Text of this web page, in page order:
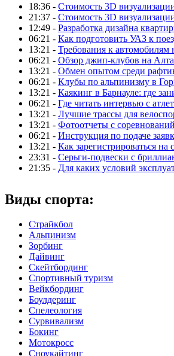
18:36 - Стоимость 3D
21:37 - Стоимость 3D
12:49 - Разработка дизайна
06:21 - Как подготовить УАЗ к
13:21 - Требования к автомобилям
06:21 - Обзор джип-клубов на
13:21 - Обмен опытом среди
06:21 - Клубы по альпинизму в
13:21 - Каякинг в Барнауле: где
06:21 - Где читать интервью с
13:21 - Лучшие трассы для
13:21 - Фотоотчеты с
06:21 - Инструкция по подаче
13:21 - Как зарегистрироваться на
23:31 - Серьги-подвески с
21:35 - Для каких условий
Виды спорта:
Страйкбол
Альпинизм
Зорбинг
Дайвинг
Скейтбординг
Спортивный туризм‎
Вейкбординг
Боулдеринг
Спелеология
Сурвивализм
Бокинг
Мотокросс
Сноукайтинг